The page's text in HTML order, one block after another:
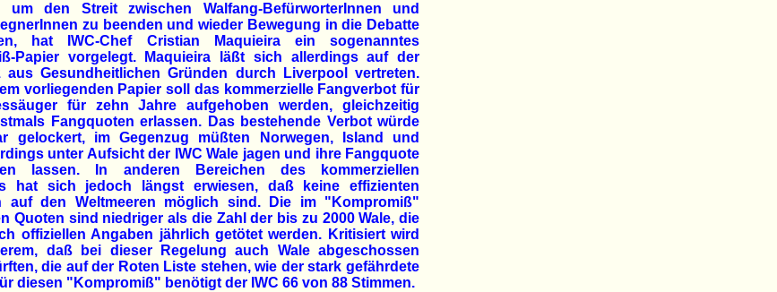
um den Streit zwischen Walfang-BefürworterInnen und
zu beenden und wieder Bewegung in die Debatte
hat IWC-Chef Cristian Maquieira ein sogenanntes
Papier vorgelegt. Maquieira läßt sich allerdings auf der
aus Gesundheitlichen Gründen durch Liverpool vertreten.
vorliegenden Papier soll das kommerzielle Fangverbot für
für zehn Jahre aufgehoben werden, gleichzeitig
Fangquoten erlassen. Das bestehende Verbot würde
gelockert, im Gegenzug müßten Norwegen, Island und
unter Aufsicht der IWC Wale jagen und ihre Fangquote
lassen. In anderen Bereichen des kommerziellen
hat sich jedoch längst erwiesen, daß keine effizienten
auf den Weltmeeren möglich sind. Die im "Kompromiß"
Quoten sind niedriger als die Zahl der bis zu 2000 Wale, die
offiziellen Angaben jährlich getötet werden. Kritisiert wird
daß bei dieser Regelung auch Wale abgeschossen
die auf der Roten Liste stehen, wie der stark gefährdete
diesen "Kompromiß" benötigt der IWC 66 von 88 Stimmen.